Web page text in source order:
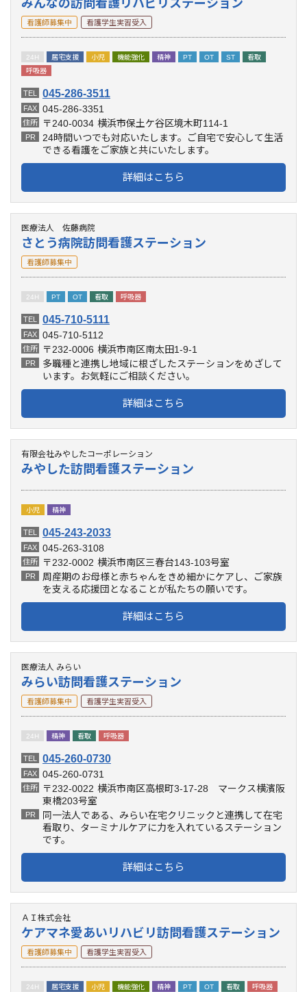
みんなの訪問看護リハビリステーション
看護師募集中 看護学生実習受入
24H 居宅支援 小児 機能強化 精神 PT OT ST
看取
呼吸器
TEL 045-286-3511
FAX 045-286-3351
住所 〒240-0034 横浜市保土ケ谷区境木町114-1
PR
24時間いつでも対応いたします。ご自宅で安心して生活
できる看護をご家族と共にいたします。
詳細はこちら
医療法人 佐藤病院
さとう病院訪問看護ステーション
看護師募集中
24H PT OT 看取 呼吸器
TEL 045-710-5111
FAX 045-710-5112
住所 〒232-0006 横浜市南区南太田1-9-1
PR
多職種と連携し地域に根ざしたステーションをめざして
います。お気軽にご相談ください。
詳細はこちら
有限会社みやしたコーポレーション
みやした訪問看護ステーション
小児 精神
TEL 045-243-2033
FAX 045-263-3108
住所 〒232-0002 横浜市南区三春台143-103号室
PR
周産期のお母様と赤ちゃんをきめ細かにケアし、ご家族
を支える応援団となることが私たちの願いです。
詳細はこちら
医療法人 みらい
みらい訪問看護ステーション
看護師募集中 看護学生実習受入
24H 精神 看取 呼吸器
TEL 045-260-0730
FAX 045-260-0731
住所 〒232-0022 横浜市南区高根町3-17-28 マークス横濱阪
東橋203号室
PR
同一法人である、みらい在宅クリニックと連携して在宅
看取り、ターミナルケアに力を入れているステーション
です。
詳細はこちら
ＡＩ株式会社
ケアマネ愛あいリハビリ訪問看護ステーション
看護師募集中 看護学生実習受入
24H 居宅支援 小児 機能強化 精神 PT OT 看取 呼吸器